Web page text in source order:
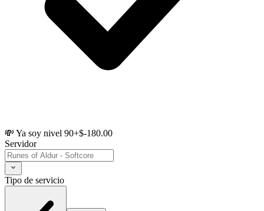
💸 Ya soy nivel 90+$-180.00
Servidor
Tipo de servicio